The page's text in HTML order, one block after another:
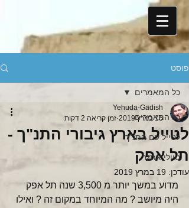
פוסט
כל המאמרים
לטייל עם התנ"ך
טיולי אתגר
כל המאמרים
לטייל בארץ גיבורי התנ"ך -
תל אפק
Yehuda-Gadish
15 במרץ 2019
זמן קריאה 2 דקות
עודכן: 19 במרץ 2019
מדוע במשך יותר מ 3,500 שנה תל אפק
היה מיושב ? מה המיוחד במקום זה ? ואילו